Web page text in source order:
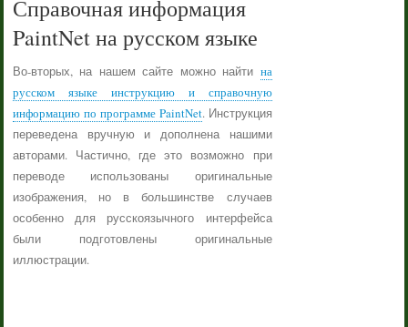
Справочная информация
PaintNet на русском языке
Во-вторых, на нашем сайте можно найти на
русском языке инструкцию и справочную
информацию по программе PaintNet. Инструкция
переведена вручную и дополнена нашими
авторами. Частично, где это возможно при
переводе использованы оригинальные
изображения, но в большинстве случаев
особенно для русскоязычного интерфейса
были подготовлены оригинальные
иллюстрации.